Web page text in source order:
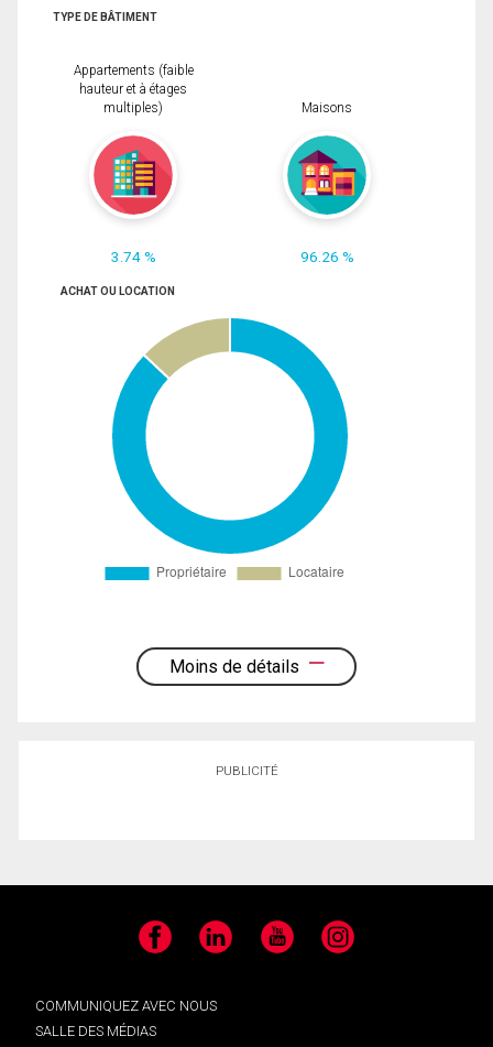
TYPE DE BÂTIMENT
Appartements (faible
hauteur et à étages
multiples)
3.74 %
Maisons
96.26 %
ACHAT OU LOCATION
Moins de détails
PUBLICITÉ
Facebook LinkedIn YouTube Instagram
COMMUNIQUEZ AVEC NOUS
SALLE DES MÉDIAS